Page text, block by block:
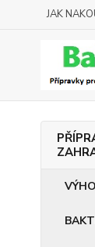
JAK